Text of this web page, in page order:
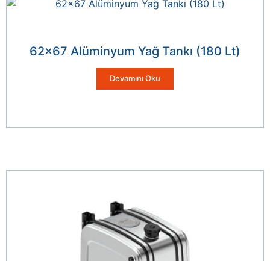
62×67 Alüminyum Yağ Tankı (180 Lt)
Devamını Oku